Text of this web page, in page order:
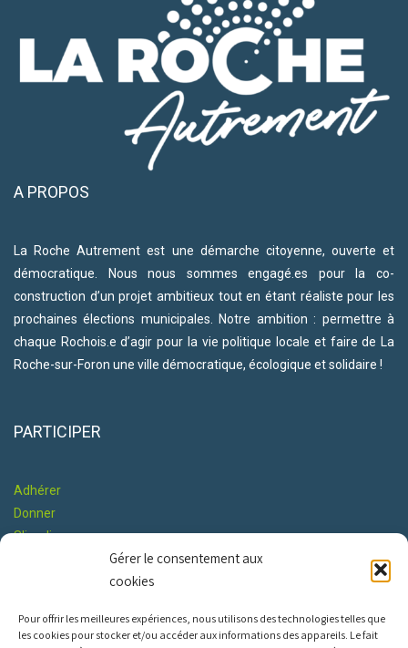
Gérer le consentement aux
cookies
Pour offrir les meilleures expériences, nous utilisons des technologies telles que
les cookies pour stocker et/ou accéder aux informations des appareils. Le fait
A PROPOS
La Roche Autrement est une démarche citoyenne, ouverte et
démocratique. Nous nous sommes engagé.es pour la co-
construction d’un projet ambitieux tout en étant réaliste pour les
prochaines élections municipales. Notre ambition : permettre à
chaque Rochois.e d’agir pour la vie politique locale et faire de La
Roche-sur-Foron une ville démocratique, écologique et solidaire !
PARTICIPER
Adhérer
Donner
S'impliquer
Co-construire le Programme
RESTONS EN CONTACT